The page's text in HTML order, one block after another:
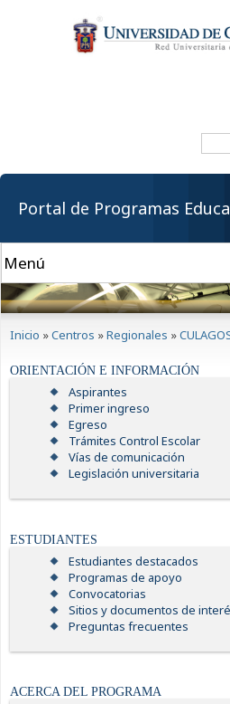
contenido
principal
Portal de Programas
Inicio »Centros »Regionales »
ORIENTACIÓN E INFORMACIÓN
Aspirantes
Primer ingreso
Egreso
Trámites Control Escolar
Vías de comunicación
Legislación universitaria
ESTUDIANTES
Estudiantes destacados
Programas de apoyo
Convocatorias
Sitios y documentos de
Preguntas frecuentes
ACERCA DEL PROGRAMA